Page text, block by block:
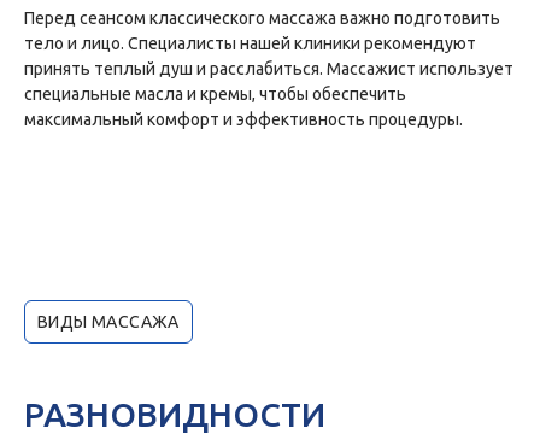
Перед сеансом классического массажа важно подготовить
тело и лицо. Специалисты нашей клиники рекомендуют
принять теплый душ и расслабиться. Массажист использует
специальные масла и кремы, чтобы обеспечить
максимальный комфорт и эффективность процедуры.
ВИДЫ МАССАЖА
РАЗНОВИДНОСТИ